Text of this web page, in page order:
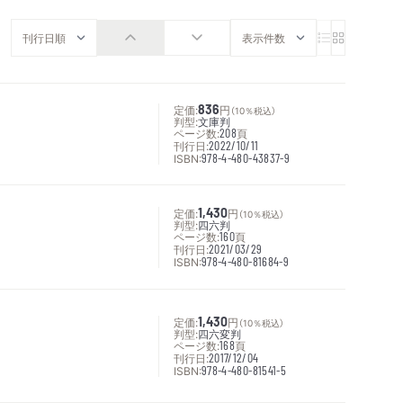
定価:836円 （10％税込）
判型:文庫判
ページ数:208頁
刊行日:2022/10/11
ISBN:978-4-480-43837-9
定価:1,430円 （10％税込）
判型:四六判
ページ数:160頁
刊行日:2021/03/29
ISBN:978-4-480-81684-9
定価:1,430円 （10％税込）
判型:四六変判
ページ数:168頁
刊行日:2017/12/04
ISBN:978-4-480-81541-5